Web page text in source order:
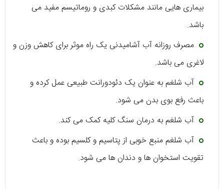
بیماری هایی مانند مشکلات کبدی و روماتیسم مفید می
باشد.
مصرف روزانه آب آشامیدنی یک راه موثر برای کاهش وزن و
لاغری می باشد.
آب شلغم به عنوان یک دئودورانت طبیعی عمل کرده و
باعث رفع بوی بدن می شود.
آب شلغم به درمان سنگ کلیه کمک می کند.
آب شلغم منبع خوبی از پتاسیم و کلسیم بوده و باعث
تقویت استخوان ها و دندان ها می شود.